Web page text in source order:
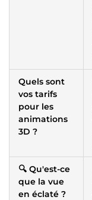
Quels sont
vos tarifs
pour les
animations
3D ?
🔍 Qu'est-ce
que la vue
en éclaté ?